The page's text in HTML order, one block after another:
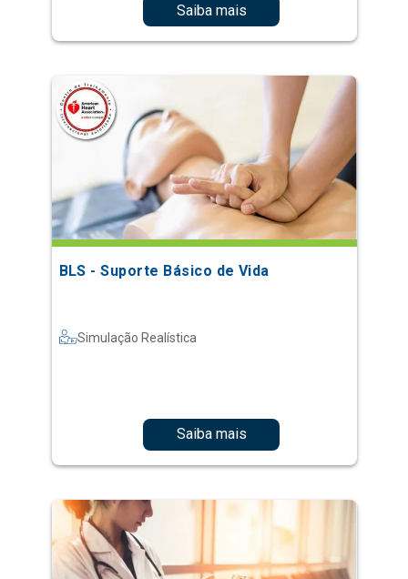
Saiba mais
BLS - Suporte Básico de Vida
Simulação Realística
Saiba mais